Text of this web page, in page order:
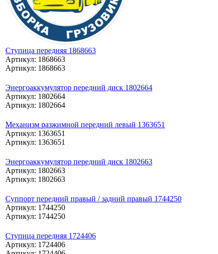
Ступица передняя 1868663
Артикул: 1868663
Артикул: 1868663
Энергоаккумулятор передний диск 1802664
Артикул: 1802664
Артикул: 1802664
Механизм разжимной передний левый 1363651
Артикул: 1363651
Артикул: 1363651
Энергоаккумулятор передний диск 1802663
Артикул: 1802663
Артикул: 1802663
Суппорт передний правый / задний правый 1744250
Артикул: 1744250
Артикул: 1744250
Ступица передняя 1724406
Артикул: 1724406